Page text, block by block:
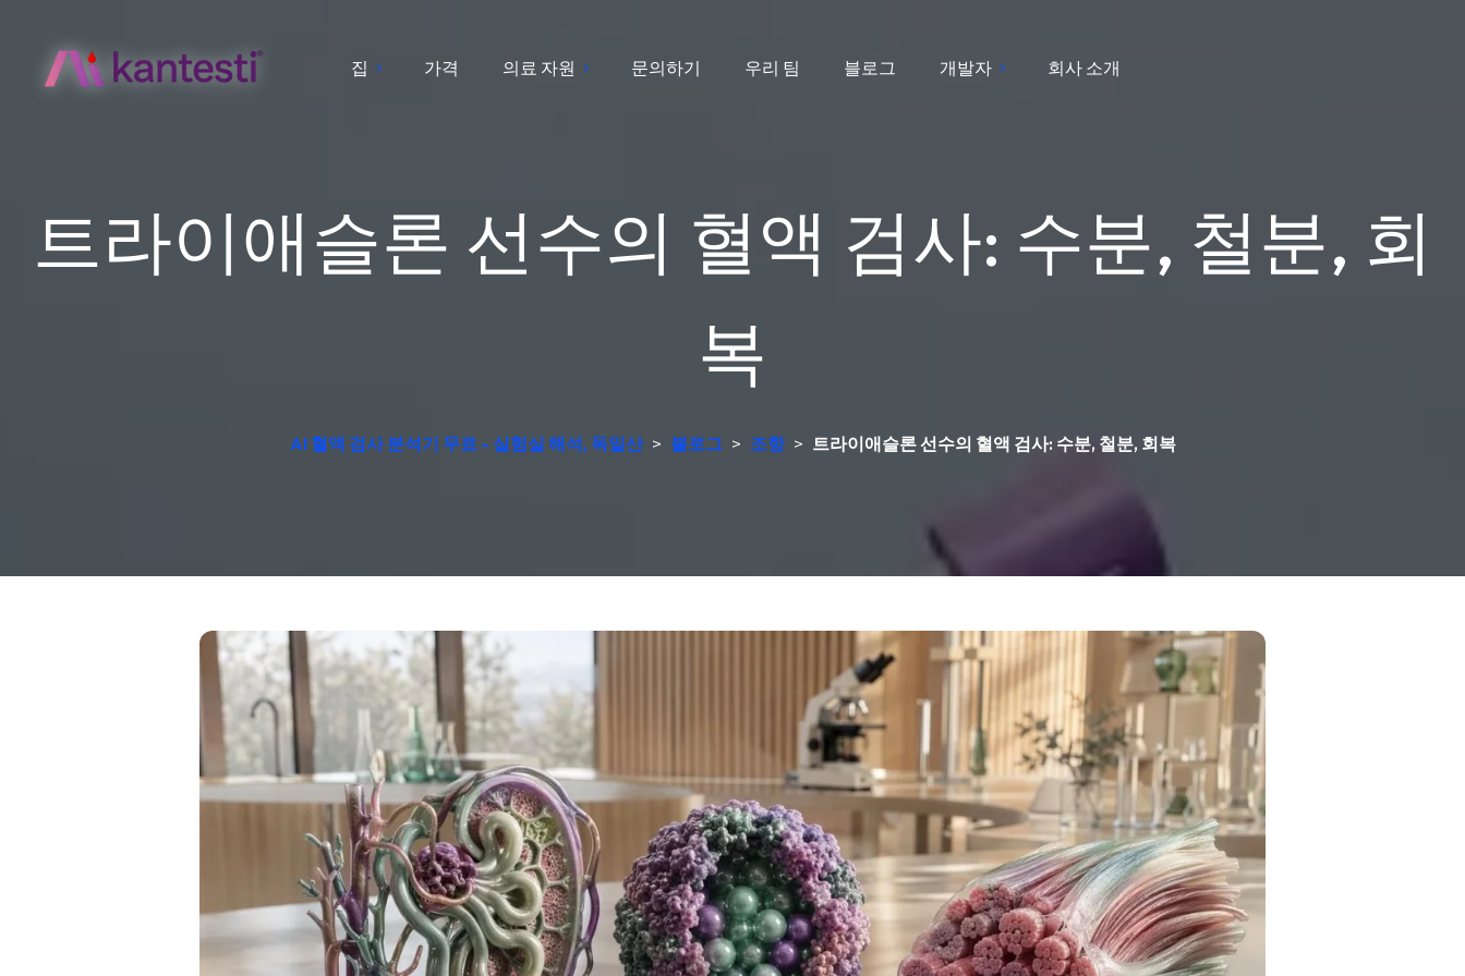
집 가격 의료 자원 문의하기 우리 팀 블로그 개발자 회사 소개
트라이애슬론 선수의 혈액 검사: 수분, 철분, 회
복
AI 혈액 검사 분석기 무료 - 실험실 해석, 독일산 > 블로그 > 조항 > 트라이애슬론 선수의 혈액 검사: 수분, 철분, 회복